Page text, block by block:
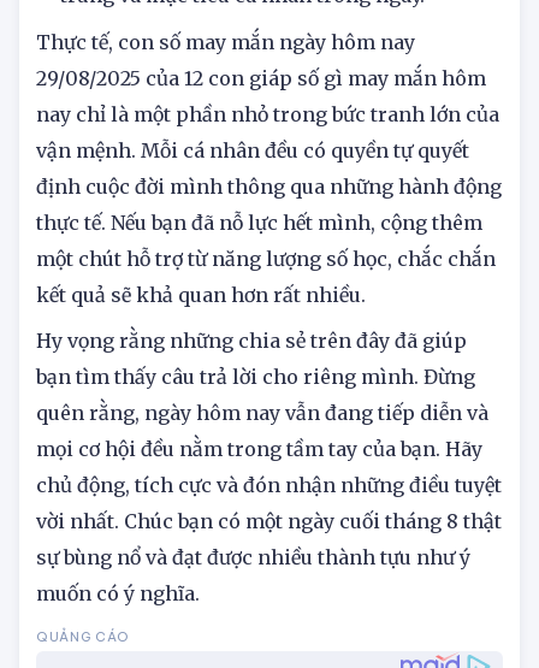
Thực tế, con số may mắn ngày hôm nay
29/08/2025 của 12 con giáp số gì may mắn hôm
nay chỉ là một phần nhỏ trong bức tranh lớn của
vận mệnh. Mỗi cá nhân đều có quyền tự quyết
định cuộc đời mình thông qua những hành động
thực tế. Nếu bạn đã nỗ lực hết mình, cộng thêm
một chút hỗ trợ từ năng lượng số học, chắc chắn
kết quả sẽ khả quan hơn rất nhiều.
Hy vọng rằng những chia sẻ trên đây đã giúp
bạn tìm thấy câu trả lời cho riêng mình. Đừng
quên rằng, ngày hôm nay vẫn đang tiếp diễn và
mọi cơ hội đều nằm trong tầm tay của bạn. Hãy
chủ động, tích cực và đón nhận những điều tuyệt
vời nhất. Chúc bạn có một ngày cuối tháng 8 thật
sự bùng nổ và đạt được nhiều thành tựu như ý
muốn có ý nghĩa.